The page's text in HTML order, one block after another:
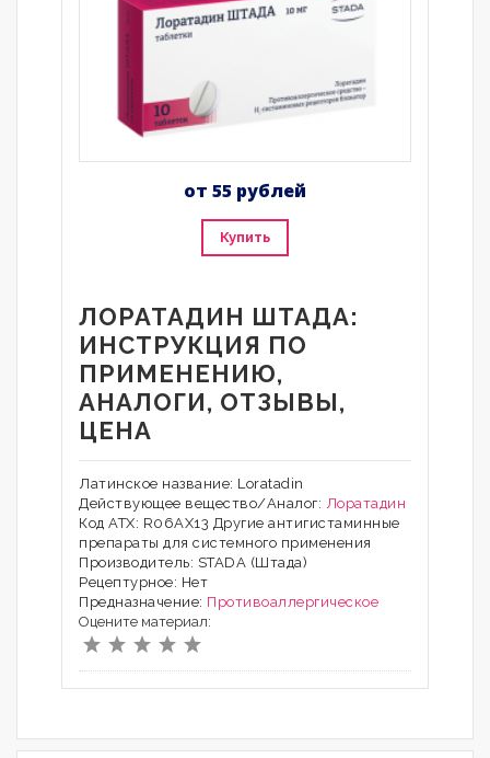
от 55 рублей
Купить
ЛОРАТАДИН ШТАДА:
ИНСТРУКЦИЯ ПО
ПРИМЕНЕНИЮ,
АНАЛОГИ, ОТЗЫВЫ,
ЦЕНА
Латинское название: Loratadin
Действующее вещество/Аналог: Лоратадин
Код АТХ: R06AX13 Другие антигистаминные
препараты для системного применения
Производитель: STADA (Штада)
Рецептурное: Нет
Предназначение: Противоаллергическое
Оцените материал: